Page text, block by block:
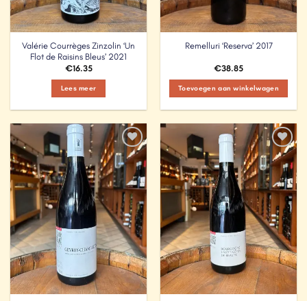
Valérie Courrèges Zinzolin ‘Un
Flot de Raisins Bleus’ 2021
€16.35
Lees meer
Remelluri ‘Reserva’ 2017
€38.85
Toevoegen aan winkelwagen
Add to
Wishlist
Add to
Wishlist